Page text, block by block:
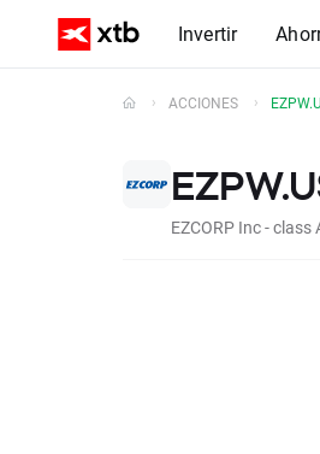
Invertir
ACCIONES
EZCORP Inc - class